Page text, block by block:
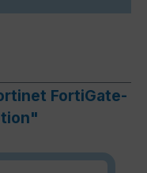
FortiGate-